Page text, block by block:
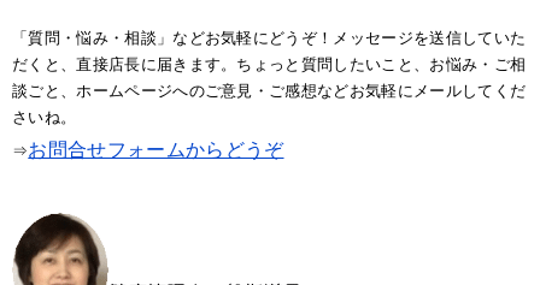
「質問・悩み・相談」などお気軽にどうぞ！メッセージを送信していた
だくと、直接店長に届きます。ちょっと質問したいこと、お悩み・ご相
談ごと、ホームページへのご意見・ご感想などお気軽にメールしてくだ
さいね。
⇒お問合せフォームからどうぞ